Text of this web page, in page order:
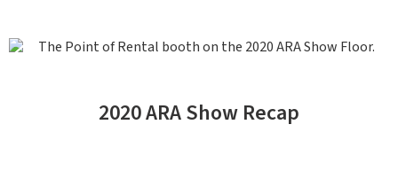
2020 ARA Show Recap